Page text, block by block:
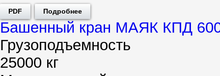
PDF Подробнее
Башенный кран МАЯК КПД
Грузоподъемность
25000 кг